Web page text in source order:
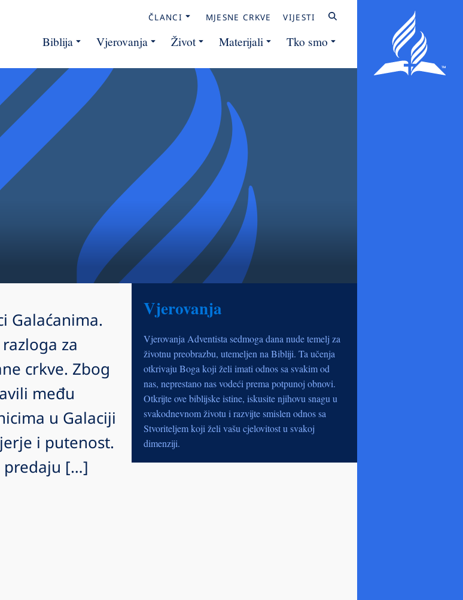
ČLANCI MJESNE CRKVE VIJESTI
Biblija Vjerovanja Život Materijali Tko smo
Galaćanima.
za
crkve. Zbog
među
u Galaciji
i putenost.
predaju […]
Vjerovanja
Vjerovanja Adventista sedmoga dana nude temelj za
životnu preobrazbu, utemeljen na Bibliji. Ta učenja
otkrivaju Boga koji želi imati odnos sa svakim od
nas, neprestano nas vodeći prema potpunoj obnovi.
Otkrijte ove biblijske istine, iskusite njihovu snagu u
svakodnevnom životu i razvijte smislen odnos sa
Stvoriteljem koji želi vašu cjelovitost u svakoj
dimenziji.